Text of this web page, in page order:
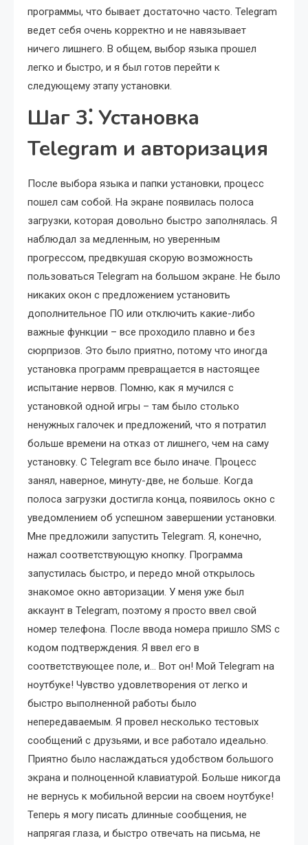
программы, что бывает достаточно часто. Telegram
ведет себя очень корректно и не навязывает
ничего лишнего. В общем, выбор языка прошел
легко и быстро, и я был готов перейти к
следующему этапу установки.
Шаг 3⁚ Установка
Telegram и авторизация
После выбора языка и папки установки, процесс
пошел сам собой. На экране появилась полоса
загрузки, которая довольно быстро заполнялась. Я
наблюдал за медленным, но уверенным
прогрессом, предвкушая скорую возможность
пользоваться Telegram на большом экране. Не было
никаких окон с предложением установить
дополнительное ПО или отключить какие-либо
важные функции – все проходило плавно и без
сюрпризов. Это было приятно, потому что иногда
установка программ превращается в настоящее
испытание нервов. Помню, как я мучился с
установкой одной игры – там было столько
ненужных галочек и предложений, что я потратил
больше времени на отказ от лишнего, чем на саму
установку. С Telegram все было иначе. Процесс
занял, наверное, минуту-две, не больше. Когда
полоса загрузки достигла конца, появилось окно с
уведомлением об успешном завершении установки.
Мне предложили запустить Telegram. Я, конечно,
нажал соответствующую кнопку. Программа
запустилась быстро, и передо мной открылось
знакомое окно авторизации. У меня уже был
аккаунт в Telegram, поэтому я просто ввел свой
номер телефона. После ввода номера пришло SMS с
кодом подтверждения. Я ввел его в
соответствующее поле, и… Вот он! Мой Telegram на
ноутбуке! Чувство удовлетворения от легко и
быстро выполненной работы было
непередаваемым. Я провел несколько тестовых
сообщений с друзьями, и все работало идеально.
Приятно было наслаждаться удобством большого
экрана и полноценной клавиатурой. Больше никогда
не вернусь к мобильной версии на своем ноутбуке!
Теперь я могу писать длинные сообщения, не
напрягая глаза, и быстро отвечать на письма, не